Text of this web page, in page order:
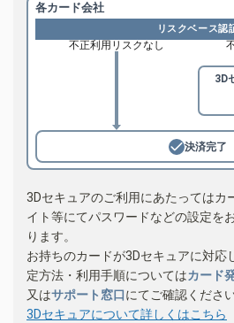
各カード会社
リスクベース認
不正利用リスクなし
3D
決済完了
3Dセキュアのご利用にあたってはカ
イト等にてパスワードなどの設定を
ります。
お持ちのカードが3Dセキュアに対応
定方法・利用手順についてはカード
又はサポート窓口にてご確認ください
3Dセキュアについて詳しくはこちら